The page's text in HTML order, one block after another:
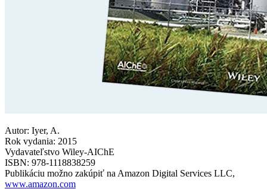
Autor: Iyer, A.
Rok vydania: 2015
Vydavateľstvo Wiley-AIChE
ISBN: 978-1118838259
Publikáciu možno zakúpiť na Amazon Digital Services LLC,
www.amazon.com